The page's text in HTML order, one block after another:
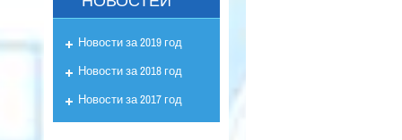
Новости за 2019 год
Новости за 2018 год
Новости за 2017 год